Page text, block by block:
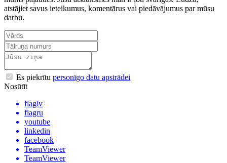
atstājiet savus ieteikumus, komentārus vai piedāvājumus par mūsu
darbu.
Es piekrītu personīgo datu apstrādei
Nosūtīt
flaglv
flagru
youtube
linkedin
facebook
TeamViewer
TeamViewer